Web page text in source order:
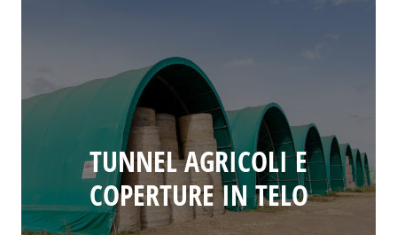
TUNNEL AGRICOLI E
COPERTURE IN TELO